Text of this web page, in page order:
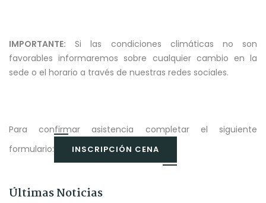
IMPORTANTE: Si las condiciones climáticas no son
favorables informaremos sobre cualquier cambio en la
sede o el horario a través de nuestras redes sociales.
Para confirmar asistencia completar el siguiente
formulario:
INSCRIPCIÓN CENA
Últimas Noticias